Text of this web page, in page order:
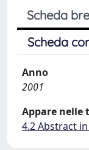
Scheda
Scheda
Anno
2001
Appare nelle
4.2 Abstract